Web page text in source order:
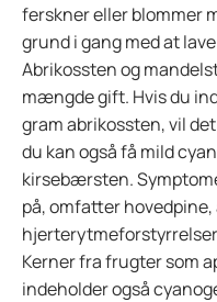
ferskner eller blommer
grund i gang med at
Abrikossten og
mængde gift. Hvis du
gram abrikossten, vil
du kan også få mild
kirsebærsten.
på, omfatter
Kerner fra frugter som
indeholder også